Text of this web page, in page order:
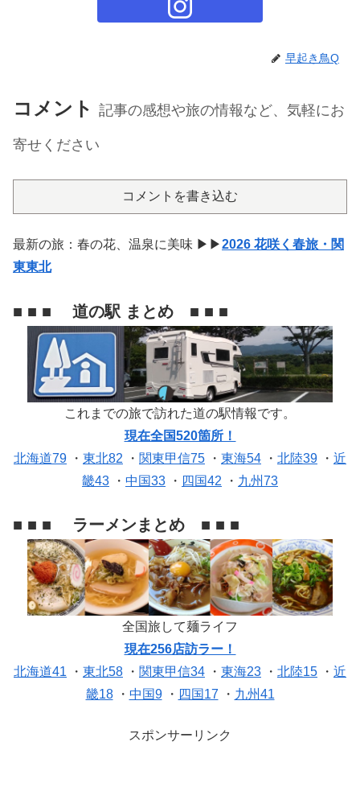
早起き鳥Q
コメント 記事の感想や旅の情報など、気軽にお
寄せください
コメントを書き込む
最新の旅：春の花、温泉に美味 ▶▶2026 花咲く春旅・関
東東北
■ ■ ■ 道の駅 まとめ ■ ■ ■
これまでの旅で訪れた道の駅情報です。
現在全国520箇所！
北海道79 ・ 東北82 ・ 関東甲信75 ・ 東海54 ・ 北陸39 ・ 近
畿43 ・ 中国33 ・ 四国42 ・ 九州73
■ ■ ■ ラーメンまとめ ■ ■ ■
全国旅して麺ライフ
現在256店訪ラー！
北海道41 ・ 東北58 ・ 関東甲信34 ・ 東海23 ・ 北陸15 ・ 近
畿18・ 中国9・ 四国17 ・ 九州41
スポンサーリンク